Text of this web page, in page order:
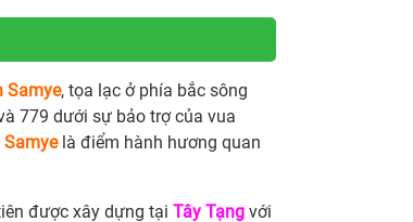
Samye, tọa lạc ở phía bắc sông
779 dưới sự bảo trợ của vua
Samyelà điểm hành hương quan
được xây dựng tại Tây Tạng với